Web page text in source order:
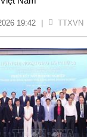
19:42 TTXVN